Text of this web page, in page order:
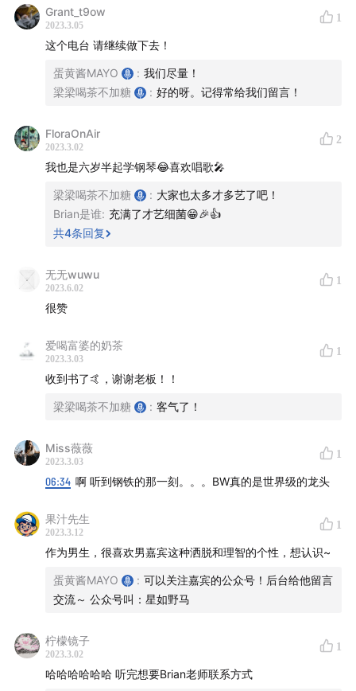
30:38 如何在国企顺滑打工？用真心就可以吗？
对于追求稳定的年轻人，国企确实是个好的选择
PART 2 - 聊聊当代都市青年的婚恋状态
47:39 “孤独”是找对象的重要原因吗？
01:00:00恋爱需要一些勇气，要尊重自己内心的感受
01:09:03Brian曾经差一点就成功的恋爱经历
优秀
——————
072.大厂裸辞写小说：拙劣的完成，好过极致的完美
058.从大厂辞职到媒体写稿：跳槽是职场困境的解药吗？
035.逃避虽然可耻，但真的有用！
Grant_t9ow
2023.3.05
1
这个电台 请继续做下去！
蛋黄酱MAYO : 我们尽量！
梁梁喝茶不加糖
: 好的呀。记得常给我们留言！
FloraOnAir
2023.3.02
2
我也是六岁半起学钢琴😂喜欢唱歌🎤
梁梁喝茶不加糖 : 大家也太多才多艺了吧！
Brian是谁: 充满了才艺细菌😁🎉👍
共4条回复
无无wuwu
2023.6.02
1
很赞
爱喝富婆的奶茶
2023.3.03
1
收到书了🤙，谢谢老板！！
梁梁喝茶不加糖 : 客气了！
Miss薇薇
2023.3.03
1
06:34 啊 听到钢铁的那一刻。。。BW真的是世界级的龙头
果汁先生
2023.3.12
1
作为男生，很喜欢男嘉宾这种洒脱和理智的个性，想认识~
蛋黄酱MAYO : 可以关注嘉宾的公众号！后台给他留言
交流～ 公众号叫：星如野马
柠檬镜子
2023.3.02
1
哈哈哈哈哈哈 听完想要Brian老师联系方式